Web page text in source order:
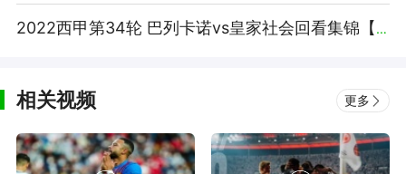
2022西甲第34轮 巴列卡诺vs皇家社会回看集锦【腾讯视频】
相关视频 更多